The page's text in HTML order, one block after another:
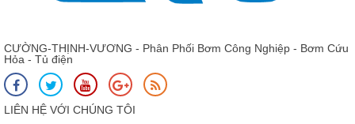
CƯỜNG-THỊNH-VƯƠNG - Phân Phối Bơm Công Nghiệp - Bơm Cứu
Hỏa - Tủ điện
LIÊN HỆ VỚI CHÚNG TÔI